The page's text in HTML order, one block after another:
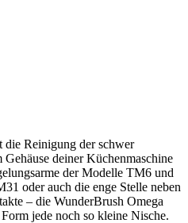
die Reinigung der schwer
deiner Küchenmaschine
der Modelle TM6 und
oder auch die enge Stelle neben
– die WunderBrush Omega
jede noch so kleine Nische.